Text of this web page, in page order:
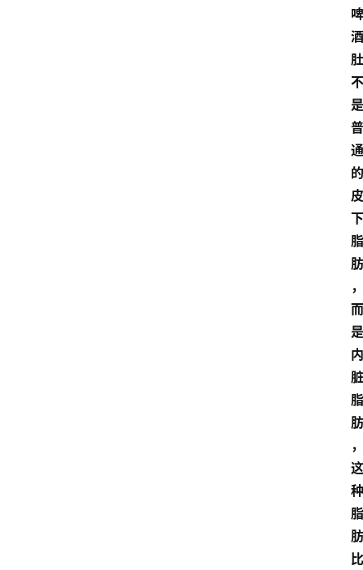
啤
酒
肚
不
是
普
通
的
皮
下
脂
肪
，
而
是
内
脏
脂
肪
，
这
种
脂
肪
比